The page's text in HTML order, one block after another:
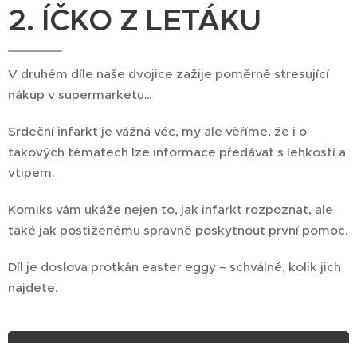
2. ÍČKO Z LETÁKU
V druhém díle naše dvojice zažije poměrně stresující
nákup v supermarketu…
Srdeční infarkt je vážná věc, my ale věříme, že i o
takových tématech lze informace předávat s lehkostí a
vtipem.
Komiks vám ukáže nejen to, jak infarkt rozpoznat, ale
také jak postiženému správně poskytnout první pomoc.
Díl je doslova protkán easter eggy – schválně, kolik jich
najdete.